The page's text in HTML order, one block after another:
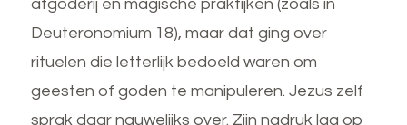
afgoderij en magische praktijken (zoals in
Deuteronomium 18), maar dat ging over
rituelen die letterlijk bedoeld waren om
geesten of goden te manipuleren. Jezus zelf
sprak daar nauwelijks over. Zijn nadruk lag op